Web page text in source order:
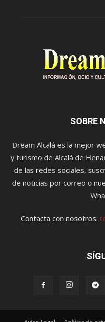
SOBRE
Dream Alcalá es la mejor
y turismo de Alcalá de
de las redes sociales,
de noticias por correo o
Contacta con nosotros: